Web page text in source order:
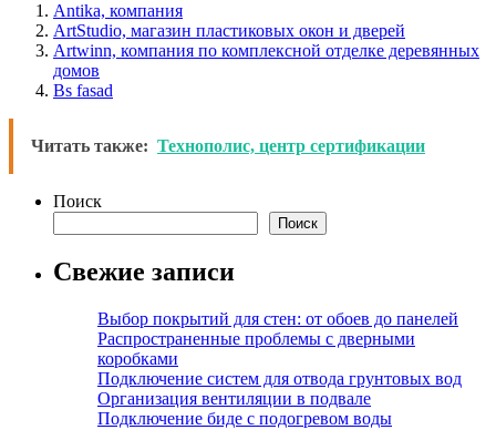
Antika, компания
ArtStudio, магазин пластиковых окон и дверей
Artwinn, компания по комплексной отделке деревянных
домов
Bs fasad
Читать также: Технополис, центр сертификации
Поиск
Поиск
Свежие записи
Выбор покрытий для стен: от обоев до панелей
Распространенные проблемы с дверными
коробками
Подключение систем для отвода грунтовых вод
Организация вентиляции в подвале
Подключение биде с подогревом воды